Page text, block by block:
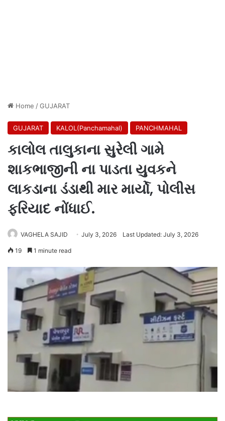
Home /GUJARAT
GUJARAT KALOL(Panchamahal) PANCHMAHAL
કાલોલ તાલુકાના સુરેલી ગામે
શાકભાજીની ના પાડતા યુવકને
લાકડાના ડંડાથી માર માર્યો, પોલીસ
ફરિયાદ નોંધાઈ.
VAGHELA SAJID July 3, 2026 Last Updated: July 3, 2026
19 1 minute read